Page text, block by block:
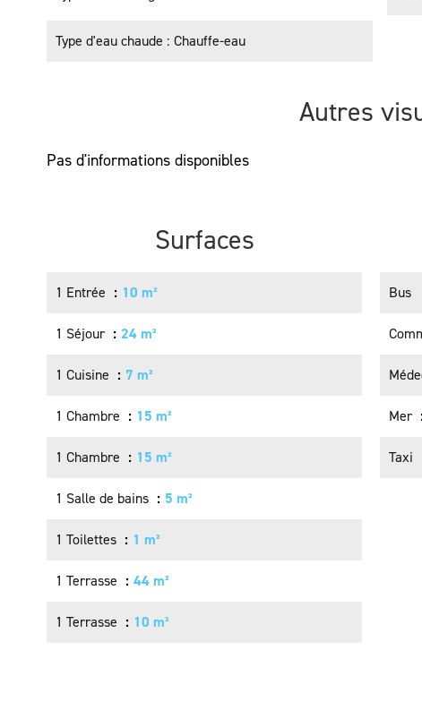
Type d'eau chaude Chauffe-eau
Autres
Pas d'informations disponibles
Surfaces
1 Entrée 10 m²
1 Séjour 24 m²
1 Cuisine 7 m²
1 Chambre 15 m²
1 Chambre 15 m²
1 Salle de bains 5 m²
1 Toilettes 1 m²
1 Terrasse 44 m²
1 Terrasse 10 m²
Bus
Mer
Taxi